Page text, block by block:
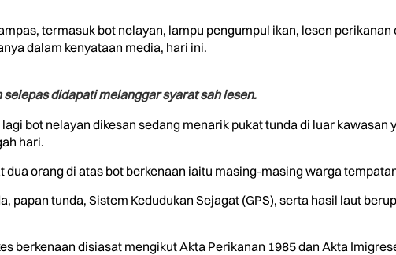
termasuk bot nelayan, lampu pengumpul ikan, lesen perikanan
dalam kenyataan media, hari ini.
didapati melanggar syarat sah lesen.
bot nelayan dikesan sedang menarik pukat tunda di luar kawasan
hari.
orang di atas bot berkenaan iaitu masing-masing warga
papan tunda, Sistem Kedudukan Sejagat (GPS), serta hasil laut
berkenaan disiasat mengikut Akta Perikanan 1985 dan Akta